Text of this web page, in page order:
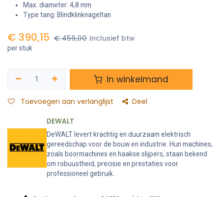
Max. diameter: 4,8 mm
Type tang: Blindklinknageltan
€ 390,15 €459,00 Inclusief btw
per stuk
In winkelmand
Toevoegen aan verlanglijst Deel
DEWALT
DeWALT levert krachtig en duurzaam elektrisch
gereedschap voor de bouw en industrie. Hun machines,
zoals boormachines en haakse slijpers, staan bekend
om robuustheid, precisie en prestaties voor
professioneel gebruik.